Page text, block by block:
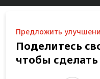
Предложить
Поделитесь
чтобы